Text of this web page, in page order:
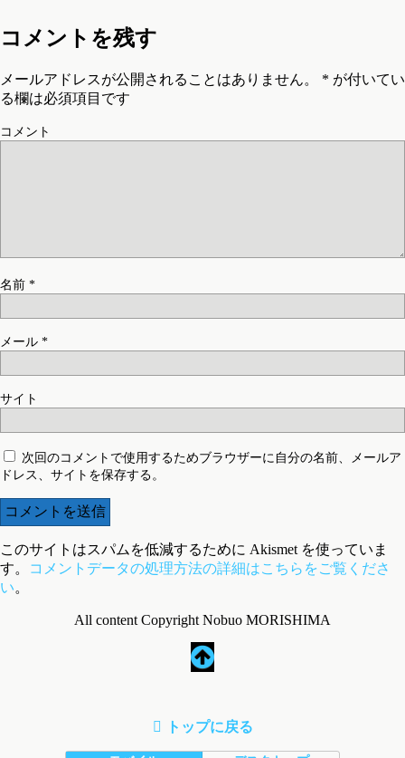
コメントを残す
メールアドレスが公開されることはありません。 * が付いてい
る欄は必須項目です
コメント
名前 *
メール *
サイト
次回のコメントで使用するためブラウザーに自分の名前、メールア
ドレス、サイトを保存する。
このサイトはスパムを低減するために Akismet を使っていま
す。
コメントデータの処理方法の詳細はこちらをご覧くださ
い。
All content Copyright Nobuo MORISHIMA
トップに戻る